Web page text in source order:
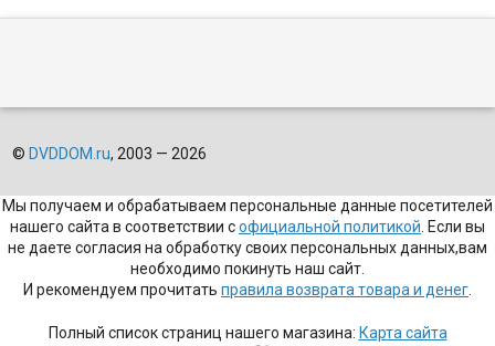
© DVDDOM.ru, 2003 — 2026
Мы получаем и обрабатываем персональные данные посетителей
нашего сайта в соответствии софициальной политикой. Если вы
не даете согласия на обработку своих персональных данных,вам
необходимо покинуть наш сайт.
И рекомендуем прочитать правила возврата товара и денег.
Полный список страниц нашего магазина: Карта сайта